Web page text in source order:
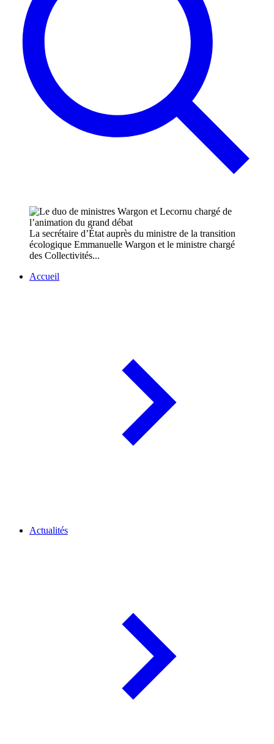
La secrétaire d’État auprès du ministre de la transition
écologique Emmanuelle Wargon et le ministre chargé
des Collectivités...
Accueil
Actualités